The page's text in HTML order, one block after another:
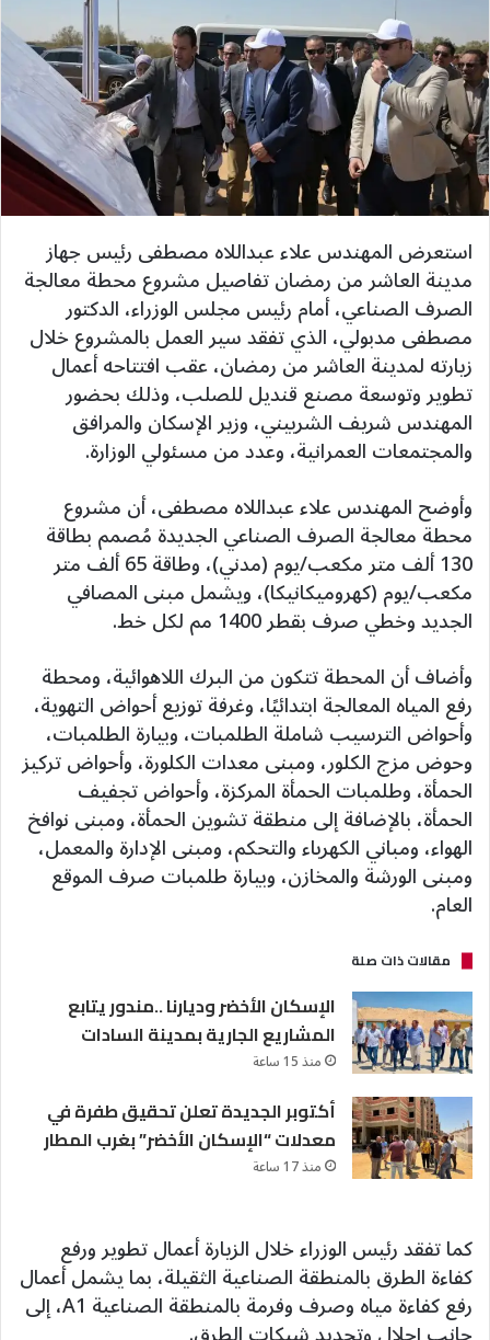
استعرض المهندس علاء عبداللاه مصطفى رئيس جهاز
مدينة العاشر من رمضان تفاصيل مشروع محطة معالجة
الصرف الصناعي، أمام رئيس مجلس الوزراء، الدكتور
مصطفى مدبولي، الذي تفقد سير العمل بالمشروع خلال
زيارته لمدينة العاشر من رمضان، عقب افتتاحه أعمال
تطوير وتوسعة مصنع قنديل للصلب، وذلك بحضور
المهندس شريف الشربيني، وزير الإسكان والمرافق
والمجتمعات العمرانية، وعدد من مسئولي الوزارة.
وأوضح المهندس علاء عبداللاه مصطفى، أن مشروع
محطة معالجة الصرف الصناعي الجديدة مُصمم بطاقة
130 ألف متر مكعب/يوم (مدني)، وطاقة 65 ألف متر
مكعب/يوم (كهروميكانيكا)، ويشمل مبنى المصافي
الجديد وخطي صرف بقطر 1400 مم لكل خط.
وأضاف أن المحطة تتكون من البرك اللاهوائية، ومحطة
رفع المياه المعالجة ابتدائيًا، وغرفة توزيع أحواض التهوية،
وأحواض الترسيب شاملة الطلمبات، وبيارة الطلمبات،
وحوض مزج الكلور، ومبنى معدات الكلورة، وأحواض تركيز
الحمأة، وطلمبات الحمأة المركزة، وأحواض تجفيف
الحمأة، بالإضافة إلى منطقة تشوين الحمأة، ومبنى نوافخ
الهواء، ومباني الكهرباء والتحكم، ومبنى الإدارة والمعمل،
ومبنى الورشة والمخازن، وبيارة طلمبات صرف الموقع
العام.
مقالات ذات صلة
الإسكان الأخضر وديارنا ..مندور يتابع
المشاريع الجارية بمدينة السادات
منذ 15 ساعة
أكتوبر الجديدة تعلن تحقيق طفرة في
معدلات “الإسكان الأخضر” بغرب المطار
منذ 17 ساعة
كما تفقد رئيس الوزراء خلال الزيارة أعمال تطوير ورفع
كفاءة الطرق بالمنطقة الصناعية الثقيلة، بما يشمل أعمال
رفع كفاءة مياه وصرف وفرمة بالمنطقة الصناعية A1، إلى